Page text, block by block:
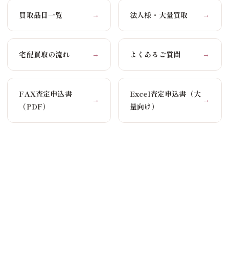
買取品目一覧 → 法人様・大量買取 →
宅配買取の流れ → よくあるご質問 →
FAX査定申込書
（PDF）
→
Excel査定申込書（大
量向け）
→